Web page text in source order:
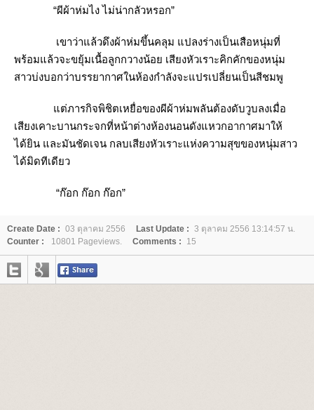
“ผีผ้าห่มไง ไม่น่ากลัวหรอก”
เขาว่าแล้วดึงผ้าห่มขึ้นคลุม แปลงร่างเป็นเสือหนุ่มที่
พร้อมแล้วจะขยุ้มเนื้อลูกกวางน้อย เสียงหัวเราะคิกคักของหนุ่ม
สาวบ่งบอกว่าบรรยากาศในห้องกำลังจะแปรเปลี่ยนเป็นสีชมพู
ต่ภารกิจพิชิตเหยื่อของผีผ้าห่มพลันต้องดับวูบลงเมื่อ
เสียงเคาะบานกระจกที่หน้าต่างห้องนอนดังแหวกอากาศมาให้
ได้ยิน และมันชัดเจน กลบเสียงหัวเราะแห่งความสุขของหนุ่มสาว
ได้มิดทีเดียว
“ก๊อก ก๊อก ก๊อก”
Create Date : 03 ตุลาคม 2556 Last Update : 3 ตุลาคม 2556 13:14:57 น.
Counter :
10801 Pageviews. Comments : 15